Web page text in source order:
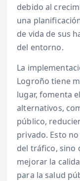
debido al
una
de vida de sus
del entorno.
La
Logroño tiene
lugar, fomenta
alternativos,
público,
privado. Esto
del tráfico, sino
mejorar la
para la salud